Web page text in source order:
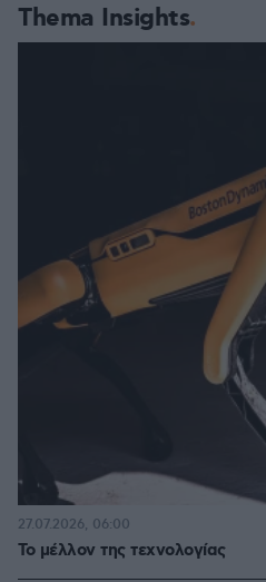
Thema Insights
Το μέλλον της τεχνολογίας
27.07.2026, 06:00